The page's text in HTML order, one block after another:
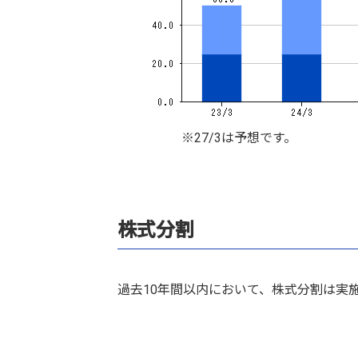
※27/3は予想です。
株式分割
過去10年間以内において、株式分割は実